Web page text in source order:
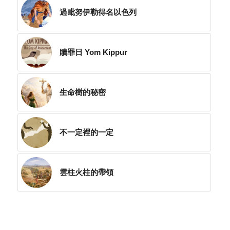
過毗努伊勒得名以色列
贖罪日 Yom Kippur
生命樹的秘密
不一定裡的一定
雲柱火柱的帶領